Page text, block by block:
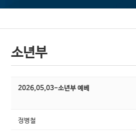
소년부
2026,05,03-소년부 예베
정병철